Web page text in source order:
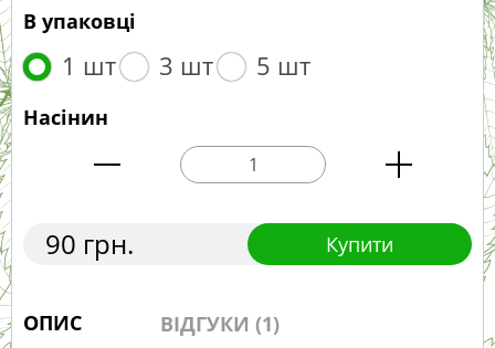
В упаковці
1 шт 3 шт 5 шт
Насінин
90 грн. Купити
ОПИС ВІДГУКИ (1)